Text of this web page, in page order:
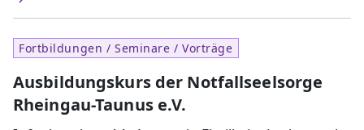
Fortbildungen / Seminare / Vorträge
Ausbildungskurs der Notfallseelsorge
Rheingau-Taunus e.V.